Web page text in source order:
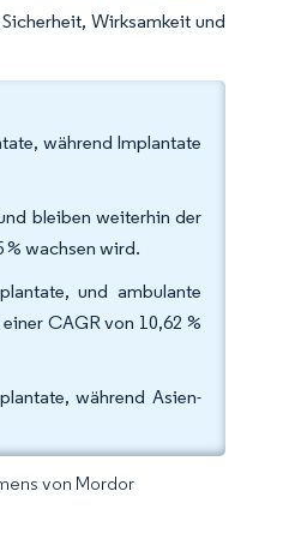
Wirksamkeit und
während Implantate
bleiben weiterhin der
wachsen wird.
und ambulante
CAGR von 10,62 %
während Asien-
von Mordor